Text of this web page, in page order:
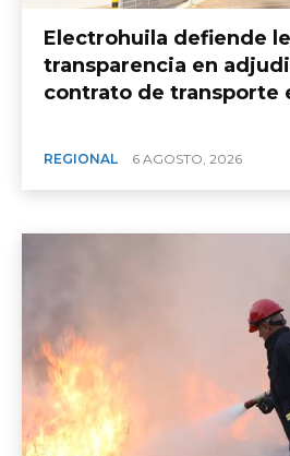
Electrohuila defiende
transparencia en
contrato de transporte
REGIONAL 6 AGOSTO, 2026